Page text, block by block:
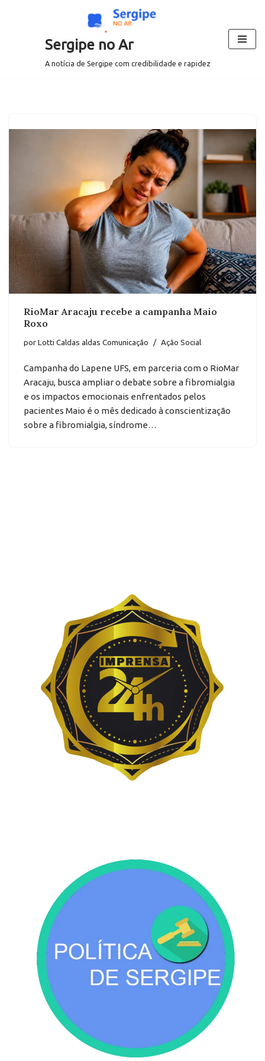
Sergipe no Ar
A notícia de Sergipe com credibilidade e rapidez
RioMar Aracaju recebe a campanha Maio
Roxo
porLotti Caldas aldas Comunicação Ação Social
Campanha do Lapene UFS, em parceria com o RioMar
Aracaju, busca ampliar o debate sobre a fibromialgia
e os impactos emocionais enfrentados pelos
pacientes Maio é o mês dedicado à conscientização
sobre a fibromialgia, síndrome…